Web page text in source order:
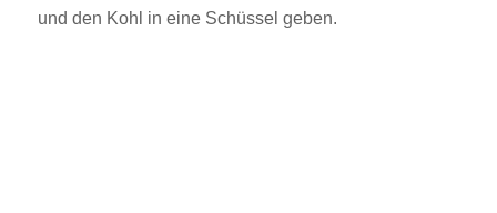
und den Kohl in eine Schüssel geben.